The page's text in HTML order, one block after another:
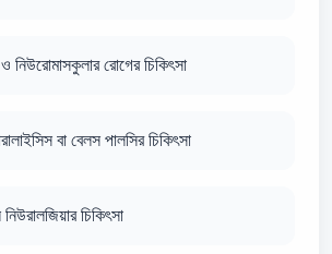
ও নিউরোমাসকুলার রোগের চিকিৎসা
বা বেলস পালসির চিকিৎসা
চিকিৎসা